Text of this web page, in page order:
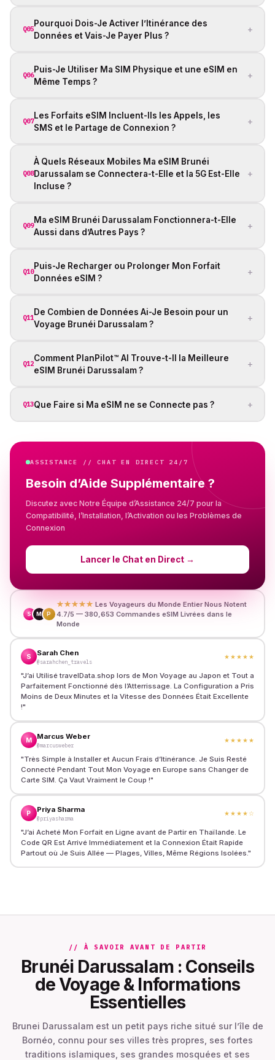
Q05
Pourquoi Dois-Je Activer l’Itinérance des
Données et Vais-Je Payer Plus ?
+
Q06
Puis-Je Utiliser Ma SIM Physique et une eSIM en
Même Temps ?
+
Q07
Les Forfaits eSIM Incluent-Ils les Appels, les
SMS et le Partage de Connexion ?
+
Q08
À Quels Réseaux Mobiles Ma eSIM Brunéi
Darussalam se Connectera-t-Elle et la 5G Est-Elle
Incluse ?
+
Q09
Ma eSIM Brunéi Darussalam Fonctionnera-t-Elle
Aussi dans d’Autres Pays ?
+
Q10
Puis-Je Recharger ou Prolonger Mon Forfait
Données eSIM ?
+
Q11
De Combien de Données Ai-Je Besoin pour un
Voyage Brunéi Darussalam ?
+
Q12
Comment PlanPilot™ AI Trouve-t-Il la Meilleure
eSIM Brunéi Darussalam ?
+
Q13Que Faire si Ma eSIM ne se Connecte pas ? +
ASSISTANCE // CHAT EN DIRECT 24/7
Besoin d’Aide Supplémentaire ?
Discutez avec Notre Équipe d’Assistance 24/7 pour la
Compatibilité, l’Installation, l’Activation ou les Problèmes de
Connexion
Lancer le Chat en Direct →
S M P
★★★★★ Les Voyageurs du Monde Entier Nous Notent
4.7/5 — 380,653 Commandes eSIM Livrées dans le
Monde
S Sarah Chen
@sarahchen_travels
★★★★★
"J’ai Utilisé travelData.shop lors de Mon Voyage au Japon et Tout a
Parfaitement Fonctionné dès l’Atterrissage. La Configuration a Pris
Moins de Deux Minutes et la Vitesse des Données Était Excellente
!"
M Marcus Weber
@marcusweber
★★★★★
"Très Simple à Installer et Aucun Frais d’Itinérance. Je Suis Resté
Connecté Pendant Tout Mon Voyage en Europe sans Changer de
Carte SIM. Ça Vaut Vraiment le Coup !"
P Priya Sharma
@priyasharma
★★★★ ☆
"J’ai Acheté Mon Forfait en Ligne avant de Partir en Thaïlande. Le
Code QR Est Arrivé Immédiatement et la Connexion Était Rapide
Partout où Je Suis Allée — Plages, Villes, Même Régions Isolées. "
// À SAVOIR AVANT DE PARTIR
Brunéi Darussalam : Conseils
de Voyage & Informations
Essentielles
Brunei Darussalam est un petit pays riche situé sur l’île de
Bornéo, connu pour ses villes très propres, ses fortes
traditions islamiques, ses grandes mosquées et ses